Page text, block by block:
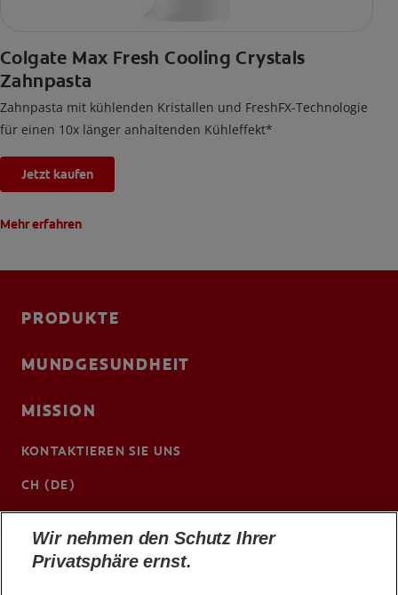
Colgate Max Fresh Cooling Crystals
Zahnpasta
Zahnpasta mit kühlenden Kristallen und FreshFX-Technologie
für einen 10x länger anhaltenden Kühleffekt*
Jetzt kaufen
Mehr erfahren
PRODUKTE
MUNDGESUNDHEIT
MISSION
KONTAKTIEREN SIE UNS
CH (DE)
Wir nehmen den Schutz Ihrer
Privatsphäre ernst.